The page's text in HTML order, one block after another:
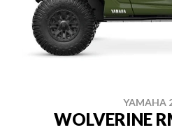
YAMAHA
WOLVERINE